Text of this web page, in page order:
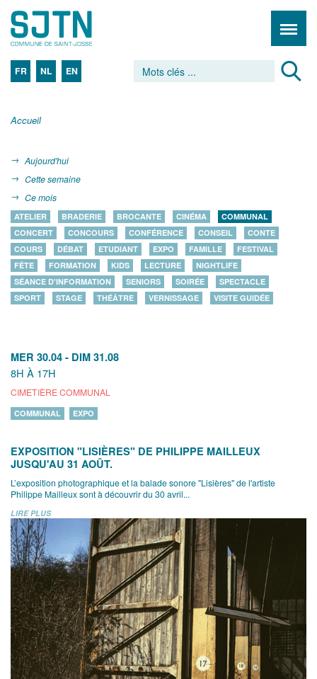
FR NL EN
Accueil
Aujourd'hui
Cette semaine
Ce mois
ATELIER BRADERIE BROCANTE CINÉMA
COMMUNAL
CONCERT
CONCOURS CONFÉRENCE CONSEIL
CONTE
COURS
DÉBAT ETUDIANT EXPO FAMILLE
FESTIVAL
FÊTE
FORMATION KIDS LECTURE
NIGHTLIFE
SÉANCE D'INFORMATION
SENIORS SOIRÉE
SPECTACLE
SPORT
STAGE THÉÂTRE VERNISSAGE VISITE GUIDÉE
MER 30.04 - DIM 31.08
8H À 17H
CIMETIÈRE COMMUNAL
COMMUNAL EXPO
EXPOSITION "LISIÈRES" DE PHILIPPE MAILLEUX
JUSQU'AU 31 AOÛT.
L’exposition photographique et la balade sonore "Lisières" de l'artiste
Philippe Mailleux sont à découvrir du 30 avril...
LIRE PLUS